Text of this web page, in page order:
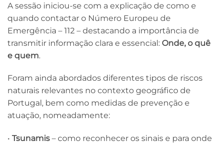
A sessão iniciou-se com a explicação de como e
quando contactar o Número Europeu de
Emergência – 112 – destacando a importância de
transmitir informação clara e essencial: Onde, o quê
e quem.
Foram ainda abordados diferentes tipos de riscos
naturais relevantes no contexto geográfico de
Portugal, bem como medidas de prevenção e
atuação, nomeadamente:
• Tsunamis – como reconhecer os sinais e para onde